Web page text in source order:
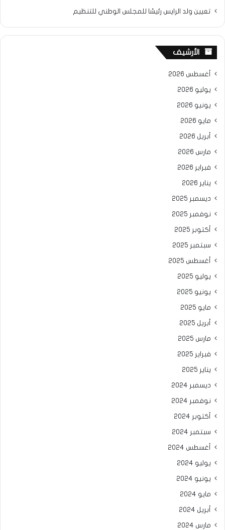
تعيين ولد الرايس رئيسًا للمجلس الوطني للتنظيم
الأرشيف
أغسطس 2026
يوليو 2026
يونيو 2026
مايو 2026
أبريل 2026
مارس 2026
فبراير 2026
يناير 2026
ديسمبر 2025
نوفمبر 2025
أكتوبر 2025
سبتمبر 2025
أغسطس 2025
يوليو 2025
يونيو 2025
مايو 2025
أبريل 2025
مارس 2025
فبراير 2025
يناير 2025
ديسمبر 2024
نوفمبر 2024
أكتوبر 2024
سبتمبر 2024
أغسطس 2024
يوليو 2024
يونيو 2024
مايو 2024
أبريل 2024
مارس 2024